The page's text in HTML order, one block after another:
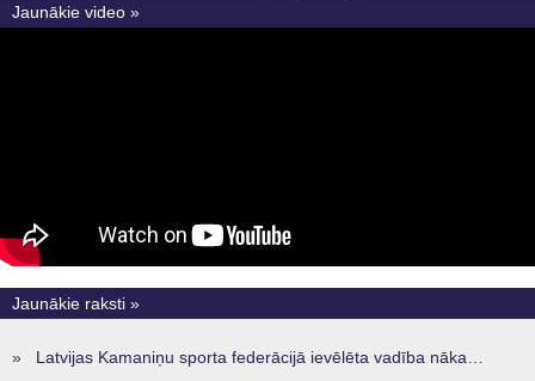
Jaunākie video »
Jaunākie raksti »
» Latvijas Kamaniņu sporta federācijā ievēlēta vadība nākamajam četru gadu termiņam